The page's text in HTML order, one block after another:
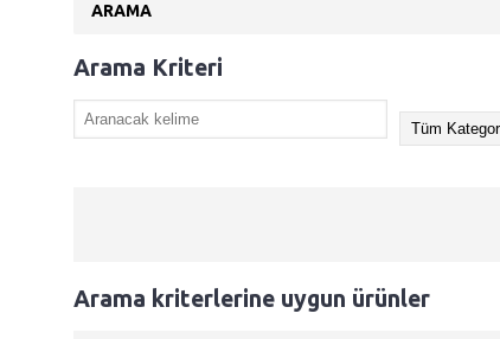
ARAMA
Arama Kriteri
Arama kriterlerine uygun ürünler